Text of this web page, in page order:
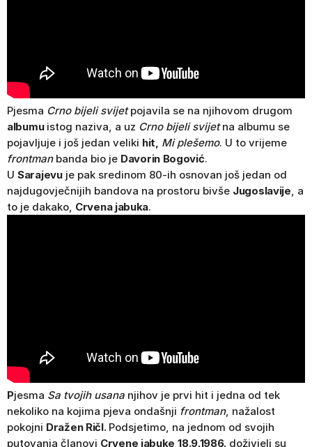
Pjesma Crno bijeli svijetpojavila se na njihovom drugom
albumuistog naziva, a uz Crno bijeli svijetna albumu se
pojavljuje i još jedan veliki hit, Mi plešemo. U to vrijeme
frontmanbanda bio je Davorin Bogović.
U Sarajevuje pak sredinom 80-ih osnovan još jedan od
najdugovječnijih bandova na prostoru bivše Jugoslavije, a
to je dakako, Crvena jabuka.
Pjesma Sa tvojih usana njihov je prvi hit i jedna od tek
nekoliko na kojima pjeva ondašnji frontman, nažalost
pokojni Dražen Ričl. Podsjetimo, na jednom od svojih
putovanja članovi Crvene jabuke 18.9.1986. doživjeli su